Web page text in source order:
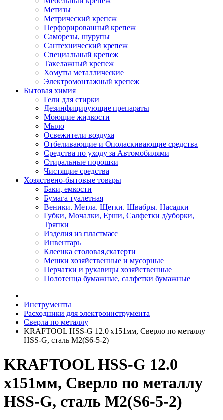
Метизы
Метрический крепеж
Перфорированный крепеж
Саморезы, шурупы
Сантехнический крепеж
Специальный крепеж
Такелажный крепеж
Хомуты металлические
Электромонтажный крепеж
Бытовая химия
Гели для стирки
Дезинфицирующие препараты
Моющие жидкости
Мыло
Освежители воздуха
Отбеливающие и Ополаскивающие средства
Средства по уходу за Автомобилями
Стиральные порошки
Чистящие средства
Хозяствено-бытовые товары
Баки, емкости
Бумага туалетная
Веники, Метла, Щетки, Швабры, Насадки
Губки, Мочалки, Ерши, Салфетки д/уборки,
Тряпки
Изделия из пластмасс
Инвентарь
Клеенка столовая,скатерти
Мешки хозяйственные и мусорные
Перчатки и рукавицы хозяйственные
Полотенца бумажные, салфетки бумажные
Инструменты
Расходники для электроинструмента
Сверла по металлу
KRAFTOOL HSS-G 12.0 х151мм, Сверло по металлу
HSS-G, сталь М2(S6-5-2)
KRAFTOOL HSS-G 12.0
х151мм, Сверло по металлу
HSS-G, сталь М2(S6-5-2)